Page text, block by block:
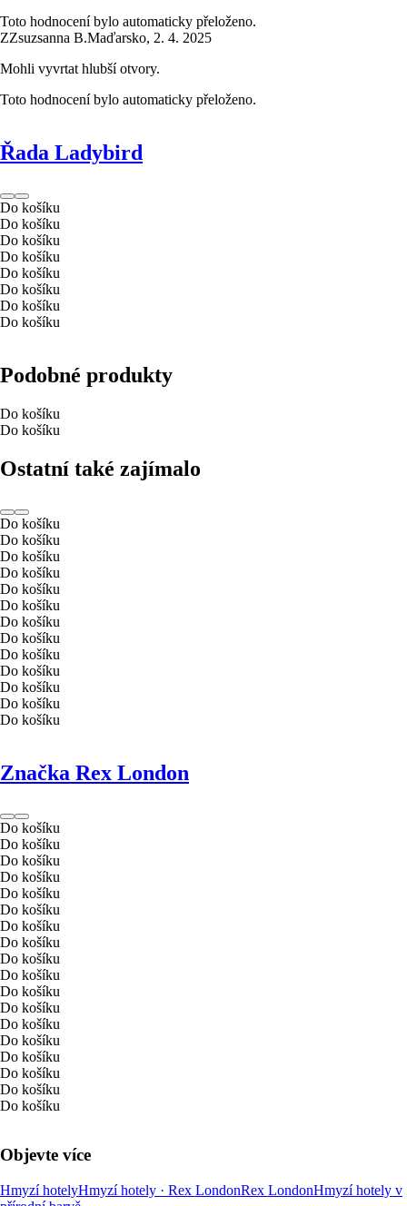
Toto hodnocení bylo automaticky přeloženo.
ZZsuzsanna B.Maďarsko, 2. 4. 2025
Mohli vyvrtat hlubší otvory.
Toto hodnocení bylo automaticky přeloženo.
Řada Ladybird
Do košíku
Do košíku
Do košíku
Do košíku
Do košíku
Do košíku
Do košíku
Do košíku
Podobné produkty
Do košíku
Do košíku
Ostatní také zajímalo
Do košíku
Do košíku
Do košíku
Do košíku
Do košíku
Do košíku
Do košíku
Do košíku
Do košíku
Do košíku
Do košíku
Do košíku
Do košíku
Značka Rex London
Do košíku
Do košíku
Do košíku
Do košíku
Do košíku
Do košíku
Do košíku
Do košíku
Do košíku
Do košíku
Do košíku
Do košíku
Do košíku
Do košíku
Do košíku
Do košíku
Do košíku
Do košíku
Objevte více
Hmyzí hotelyHmyzí hotely · Rex LondonRex LondonHmyzí hotely v